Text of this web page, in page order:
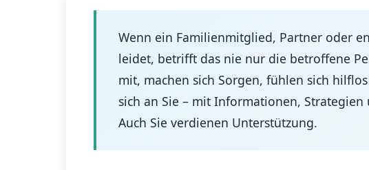
Wenn ein Familienmitglied, Partner oder
leidet, betrifft das nie nur die betroffene
mit, machen sich Sorgen, fühlen sich
sich an Sie – mit Informationen,
Auch Sie verdienen Unterstützung.